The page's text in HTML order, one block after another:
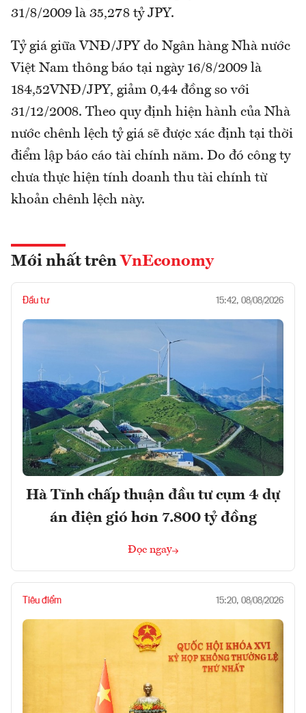
31/8/2009 là 35,278 tỷ JPY.
Tỷ giá giữa VNĐ/JPY do Ngân hàng Nhà nước
Việt Nam thông báo tại ngày 16/8/2009 là
184,52VNĐ/JPY, giảm 0,44 đồng so với
31/12/2008. Theo quy định hiện hành của Nhà
nước chênh lệch tỷ giá sẽ được xác định tại thời
điểm lập báo cáo tài chính năm. Do đó công ty
chưa thực hiện tính doanh thu tài chính từ
khoản chênh lệch này.
Mới nhất trên VnEconomy
Đầu tư 15:42, 08/08/2026
Hà Tĩnh chấp thuận đầu tư cụm 4 dự
án điện gió hơn 7.800 tỷ đồng
Đọc ngay
Tiêu điểm 15:20, 08/08/2026